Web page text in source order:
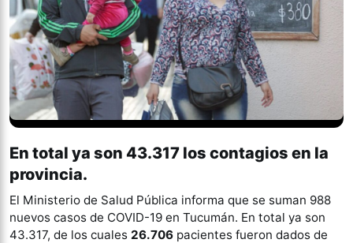
En total ya son 43.317 los contagios en la
provincia.
El Ministerio de Salud Pública informa que se suman 988
nuevos casos de COVID-19 en Tucumán. En total ya son
43.317, de los cuales 26.706 pacientes fueron dados de